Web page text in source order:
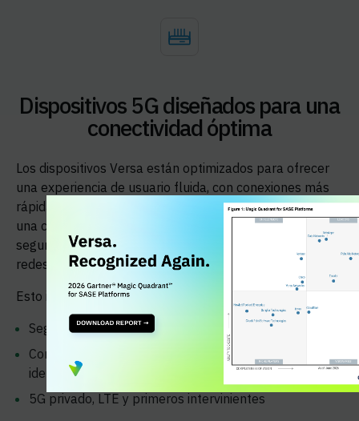
Dispositivos 5G diseñados para una
conectividad óptima
Los dispositivos Versa están optimizados para ofrecer
una experiencia de usuario fluida, con conexiones más
rápidas, mayor capacidad de usuarios y dispositivos, y
una cobertura más fiable. SASE Versa ofrecen la
seguridad más granular y sensible al contexto para
redes 5G altamente distribuidas.
Esto incluye:
Seguridad 5G integrada
Correlación en tiempo real de las amenazas a los
identificadores 5G
5G privado, LTE y primeros intervinientes